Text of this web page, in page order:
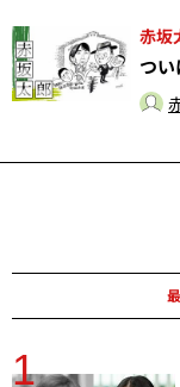
赤坂
つ
1